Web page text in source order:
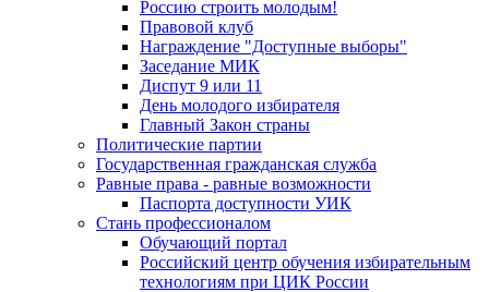
Россию строить молодым!
Правовой клуб
Награждение "Доступные выборы"
Заседание МИК
Диспут 9 или 11
День молодого избирателя
Главный Закон страны
Политические партии
Государственная гражданская служба
Равные права - равные возможности
Паспорта доступности УИК
Стань профессионалом
Обучающий портал
Российский центр обучения избирательным
технологиям при ЦИК России